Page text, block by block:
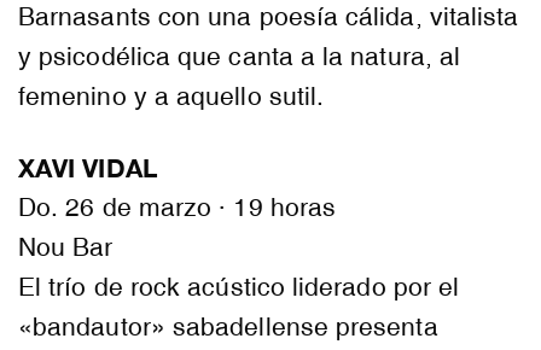
Barnasants con una poesía cálida, vitalista
y psicodélica que canta a la natura, al
femenino y a aquello sutil.
XAVI VIDAL
Do. 26 de marzo · 19 horas
Nou Bar
El trío de rock acústico liderado por el
«bandautor» sabadellense presenta